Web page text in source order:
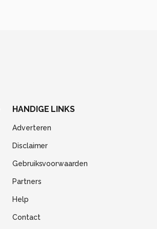
HANDIGE LINKS
Adverteren
Disclaimer
Gebruiksvoorwaarden
Partners
Help
Contact